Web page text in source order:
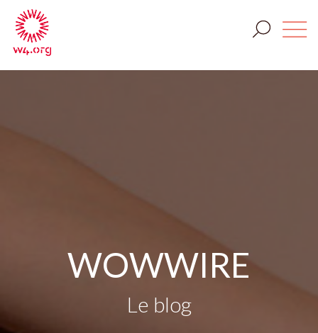
WOWWIRE
Le blog